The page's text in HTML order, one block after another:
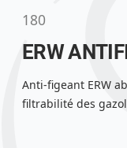
180
ERW
Anti-figeant ERW
filtrabilité des